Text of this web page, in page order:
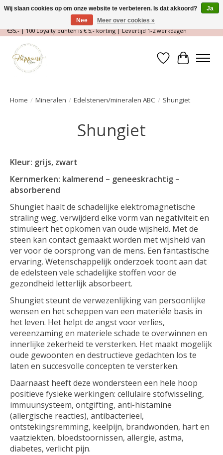
Magische Conceptstore, Edelstenen & Spirituele winkel | Gratis verzending >
€35,- | 100 Loyalty punten is € 5,- korting | Levertijd 1-2 werkdagen
Verlanglijst
Home / Mineralen / Edelstenen/mineralen ABC / Shungiet
Shungiet
Kleur: grijs, zwart
Kernmerken: kalmerend – geneeskrachtig –
absorberend
Shungiet haalt de schadelijke elektromagnetische
straling weg, verwijderd elke vorm van negativiteit en
stimuleert het opkomen van oude wijsheid. Met de
steen kan contact gemaakt worden met wijsheid van
ver voor de oorsprong van de mens. Een fantastische
ervaring. Wetenschappelijk onderzoek toont aan dat
de edelsteen vele schadelijke stoffen voor de
gezondheid letterlijk absorbeert.
Shungiet steunt de verwezenlijking van persoonlijke
wensen en het scheppen van een materiële basis in
het leven. Het helpt de angst voor verlies,
vereenzaming en materiele schade te overwinnen en
innerlijke zekerheid te versterken. Het maakt mogelijk
oude gewoonten en destructieve gedachten los te
laten en succesvolle concepten te versterken.
Daarnaast heeft deze wondersteen een hele hoop
positieve fysieke werkingen: cellulaire stofwisseling,
immuunsysteem, ontgifting, anti-histamine
(allergische reacties), antibacterieel,
ontstekingsremming, keelpijn, brandwonden, hart en
vaatziekten, bloedstoornissen, allergie, astma,
diabetes, verlicht pijn.
Wij slaan cookies op om onze website te verbeteren. Is dat akkoord?
Ja
Nee
Meer over cookies »